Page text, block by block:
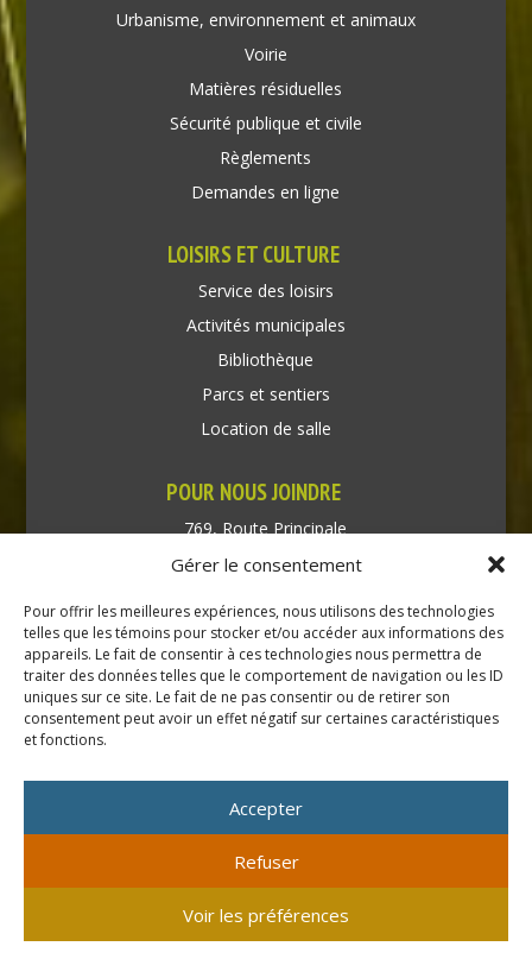
Gérer le consentement
Pour offrir les meilleures expériences, nous utilisons des technologies
telles que les témoins pour stocker et/ou accéder aux informations des
appareils. Le fait de consentir à ces technologies nous permettra de
traiter des données telles que le comportement de navigation ou les ID
uniques sur ce site. Le fait de ne pas consentir ou de retirer son
consentement peut avoir un effet négatif sur certaines caractéristiques
et fonctions.
Accepter
Refuser
Voir les préférences
Urbanisme, environnement et animaux
Voirie
Matières résiduelles
Sécurité publique et civile
Règlements
Demandes en ligne
LOISIRS ET CULTURE
Service des loisirs
Activités municipales
Bibliothèque
Parcs et sentiers
Location de salle
POUR NOUS JOINDRE
769, Route Principale
Très-Saint-Rédempteur
Téléphone : (450) 451-5203
Direction générale :
dir@tressaintredempteur.ca
© 2026 Tous droits réservés. Municipalité de Très-Saint-
Rédempteur.